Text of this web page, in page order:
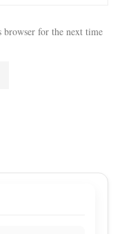
browser for the next time